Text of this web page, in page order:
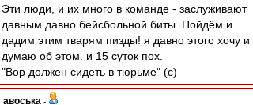
Эти люди, и их много в команде - заслуживают
давным давно бейсбольной биты. Пойдём и
дадим этим тварям пизды! я давно этого хочу и
думаю об этом. и 15 суток пох.
"Вор должен сидеть в тюрьме" (с)
авоська -